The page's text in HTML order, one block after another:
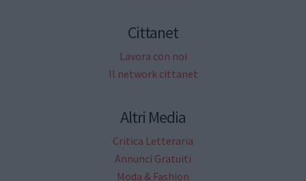
Cittanet
Lavora con noi
Il network cittanet
Altri Media
Critica Letteraria
Annunci Gratuiti
Moda & Fashion